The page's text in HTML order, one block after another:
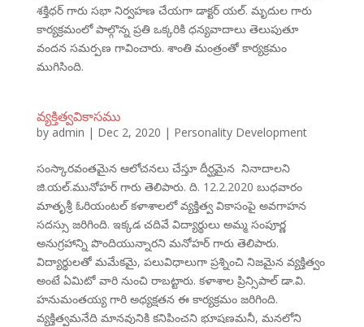
శక్తిధర్ గారు సభా నిర్వహణ చేయగా డాక్టర్ యల్. మృదుల గారు
కార్యక్రమంలో పాల్గొన్న ప్రతి ఒక్కరికి ధన్యవాదాలు తెలుపుతూ
వందన సమర్పణ గావించారు. శాంతి మంత్రంతో కార్యక్రమం
ముగిసింది.
వ్యక్తిత్వవికాసము
by admin | Dec 2, 2020 | Personality Development
సంస్కారవంతమైన ఆలోచనలు చేస్తూ దీర్ఘమైన నినాదాలని
జి.యల్.మునోహర్ గారు తెలిపారు. ది. 12.2.2020 బుధవారం
మాతృశ్రీ ఓరియంటల్ కళాశాలలో వ్యక్తిత్వ వికాసంపై అవగాహన
సదస్సు జరిగింది. ఇక్కడ చదివే విద్యార్థులు అమ్మ సంపూర్ణ
అనుగ్రహాన్ని పొందియున్నారని మనోహర్ గారు తెలిపారు.
విద్యార్థులతో మమేకమై, పలువిధాలుగా ప్రశ్నించి నిజమైన వ్యక్తిత్వం
అంటే ఏమిటో వారి నుంచి రాబట్టారు. కళాశాల ప్రిన్సిపాల్ డా.వి.
హనుమంతయ్య గారి అధ్యక్షతన ఈ కార్యక్రమం జరిగింది.
వ్యక్తిత్వమనేది మానవునికి కనిపించని భూషణమనీ, మనలోని